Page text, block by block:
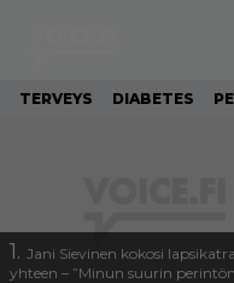
TERVEYS DIABETES
1. Jani Sievinen kokosi
yhteen – ”Minun suurin